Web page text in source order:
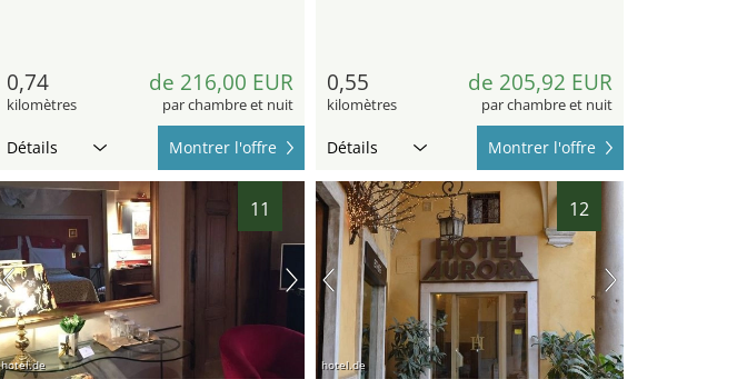
0,74
kilomètres
de 216,00 EUR
par chambre et nuit
Détails Montrer l'offre
0,55
kilomètres
de 205,92 EUR
par chambre et nuit
Détails Montrer l'offre
11
hotel.de
12
hotel.de